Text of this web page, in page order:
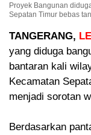
Proyek Bangunan
Sepatan Timur bebas
TANGERANG,
yang diduga
bantaran kali
Kecamatan
menjadi sorotan
Berdasarkan